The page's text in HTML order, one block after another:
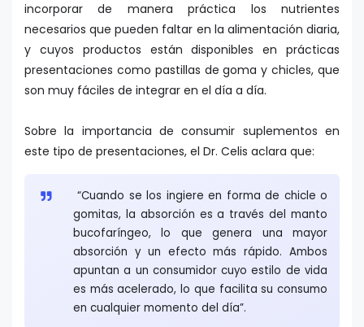
incorporar de manera práctica los nutrientes
necesarios que pueden faltar en la alimentación diaria,
y cuyos productos están disponibles en prácticas
presentaciones como pastillas de goma y chicles, que
son muy fáciles de integrar en el día a día.
Sobre la importancia de consumir suplementos en
este tipo de presentaciones, el Dr. Celis aclara que:
“Cuando se los ingiere en forma de chicle o
gomitas, la absorción es a través del manto
bucofaríngeo, lo que genera una mayor
absorción y un efecto más rápido. Ambos
apuntan a un consumidor cuyo estilo de vida
es más acelerado, lo que facilita su consumo
en cualquier momento del día”.